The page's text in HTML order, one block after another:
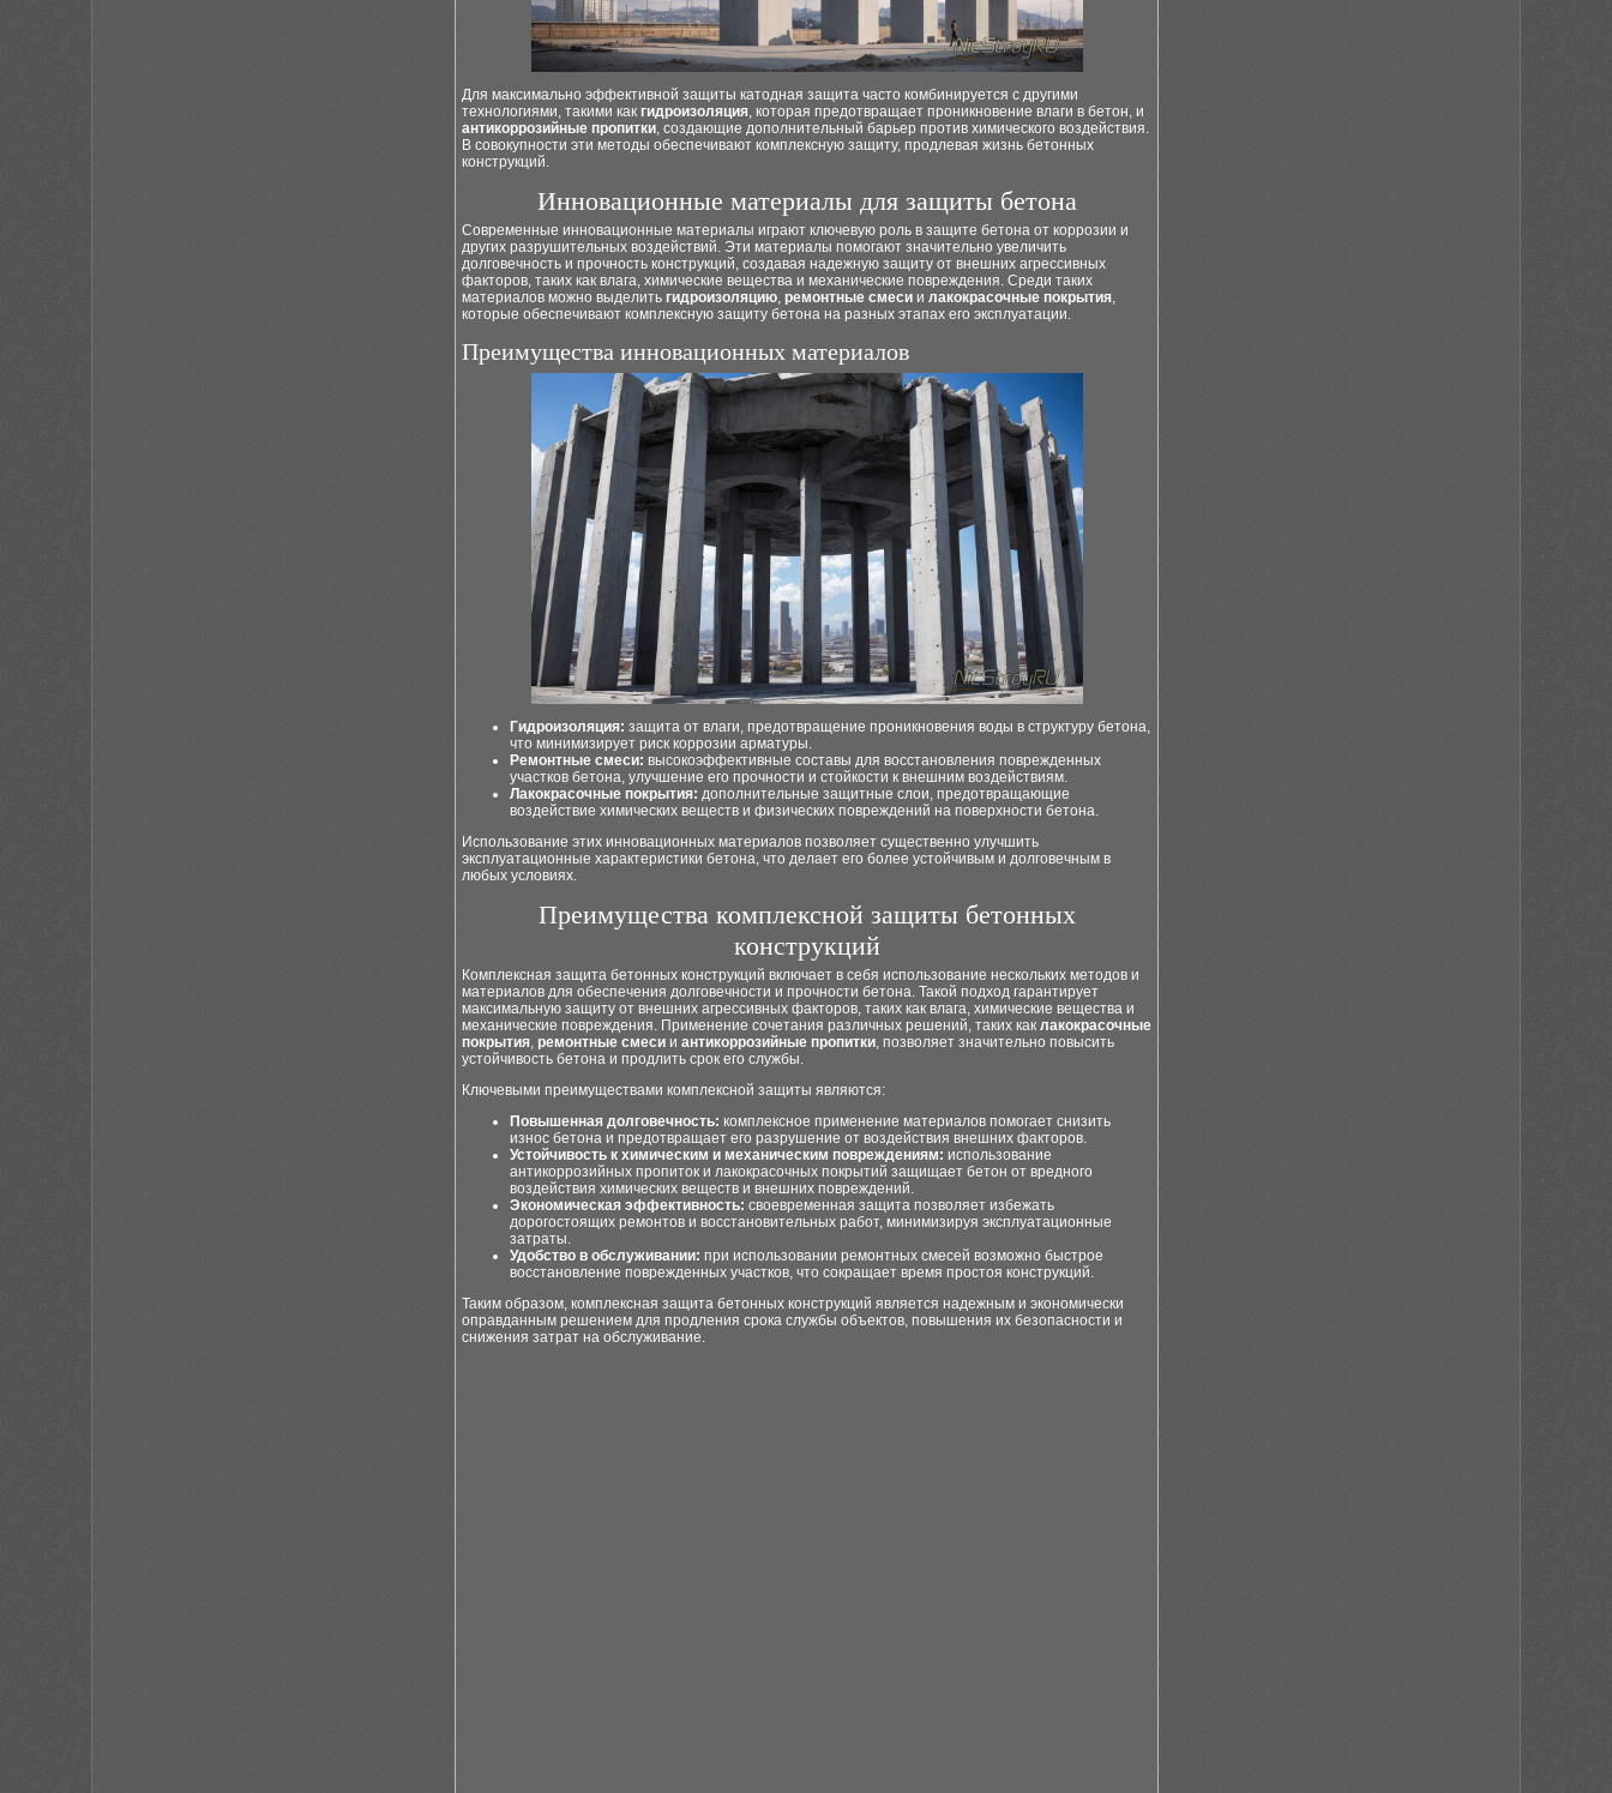
Для максимально эффективной защиты катодная защита часто комбинируется с другими
технологиями, такими как гидроизоляция, которая предотвращает проникновение влаги в бетон, и
антикоррозийные пропитки, создающие дополнительный барьер против химического воздействия.
В совокупности эти методы обеспечивают комплексную защиту, продлевая жизнь бетонных
конструкций.
Инновационные материалы для защиты бетона
Современные инновационные материалы играют ключевую роль в защите бетона от коррозии и
других разрушительных воздействий. Эти материалы помогают значительно увеличить
долговечность и прочность конструкций, создавая надежную защиту от внешних агрессивных
факторов, таких как влага, химические вещества и механические повреждения. Среди таких
материалов можно выделить гидроизоляцию, ремонтные смеси и лакокрасочные покрытия,
которые обеспечивают комплексную защиту бетона на разных этапах его эксплуатации.
Преимущества инновационных материалов
Гидроизоляция: защита от влаги, предотвращение проникновения воды в структуру бетона,
что минимизирует риск коррозии арматуры.
Ремонтные смеси: высокоэффективные составы для восстановления поврежденных
участков бетона, улучшение его прочности и стойкости к внешним воздействиям.
Лакокрасочные покрытия: дополнительные защитные слои, предотвращающие
воздействие химических веществ и физических повреждений на поверхности бетона.
Использование этих инновационных материалов позволяет существенно улучшить
эксплуатационные характеристики бетона, что делает его более устойчивым и долговечным в
любых условиях.
Преимущества комплексной защиты бетонных
конструкций
Комплексная защита бетонных конструкций включает в себя использование нескольких методов и
материалов для обеспечения долговечности и прочности бетона. Такой подход гарантирует
максимальную защиту от внешних агрессивных факторов, таких как влага, химические вещества и
механические повреждения. Применение сочетания различных решений, таких как лакокрасочные
покрытия, ремонтные смеси и антикоррозийные пропитки, позволяет значительно повысить
устойчивость бетона и продлить срок его службы.
Ключевыми преимуществами комплексной защиты являются:
Повышенная долговечность: комплексное применение материалов помогает снизить
износ бетона и предотвращает его разрушение от воздействия внешних факторов.
Устойчивость к химическим и механическим повреждениям: использование
антикоррозийных пропиток и лакокрасочных покрытий защищает бетон от вредного
воздействия химических веществ и внешних повреждений.
Экономическая эффективность: своевременная защита позволяет избежать
дорогостоящих ремонтов и восстановительных работ, минимизируя эксплуатационные
затраты.
Удобство в обслуживании: при использовании ремонтных смесей возможно быстрое
восстановление поврежденных участков, что сокращает время простоя конструкций.
Таким образом, комплексная защита бетонных конструкций является надежным и экономически
оправданным решением для продления срока службы объектов, повышения их безопасности и
снижения затрат на обслуживание.